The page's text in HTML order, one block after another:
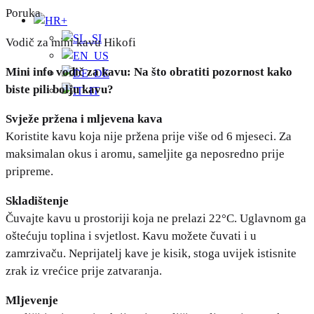
+
Poruka
Vodič za mini kavu Hikofi
Mini info vodič za kavu: Na što obratiti pozornost kako
biste pili bolju kavu?
Svježe pržena i mljevena kava
Koristite kavu koja nije pržena prije više od 6 mjeseci. Za
maksimalan okus i aromu, sameljite ga neposredno prije
pripreme.
Skladištenje
Čuvajte kavu u prostoriji koja ne prelazi 22°C. Uglavnom ga
oštećuju toplina i svjetlost. Kavu možete čuvati i u
zamrzivaču. Neprijatelj kave je kisik, stoga uvijek istisnite
zrak iz vrećice prije zatvaranja.
Mljevenje